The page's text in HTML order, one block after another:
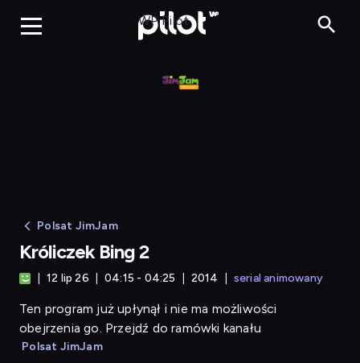
Króliczek Bing 2
WP Pilot
Polsat JimJam
Króliczek Bing 2
12 lip 26 04:15 - 04:25 2014 serial animowany
Ten program już upłynął i nie ma możliwości
obejrzenia go. Przejdź do ramówki kanału
Polsat JimJam